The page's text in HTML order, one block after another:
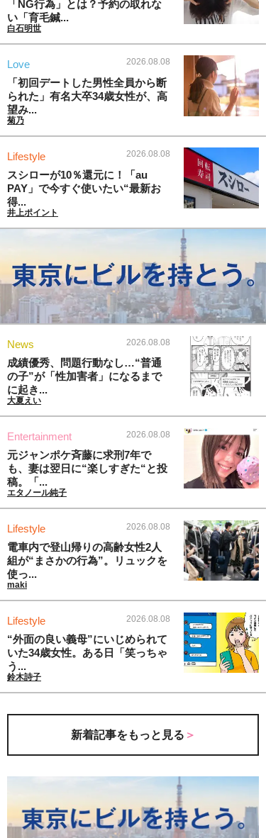
「NG行為」とは？予約の取れな
い「育毛鍼...
白石明世
Love 2026.08.08
「初回デートした男性全員から断
られた」有名大卒34歳女性が、高
望み...
菊乃
Lifestyle 2026.08.08
スシローが10％還元に！「au
PAY」で今すぐ使いたい“最新お
得...
井上ポイント
News 2026.08.08
成績優秀、問題行動なし…“普通
の子”が「性加害者」になるまで
に起き...
大夏えい
Entertainment 2026.08.08
元ジャンポケ斉藤に求刑7年で
も、妻は翌日に“楽しすぎた“と投
稿。「...
エタノール純子
Lifestyle 2026.08.08
電車内で登山帰りの高齢女性2人
組が“まさかの行為”。リュックを
使っ...
maki
Lifestyle 2026.08.08
“外面の良い義母”にいじめられて
いた34歳女性。ある日「笑っちゃ
う...
鈴木詩子
新着記事をもっと見る